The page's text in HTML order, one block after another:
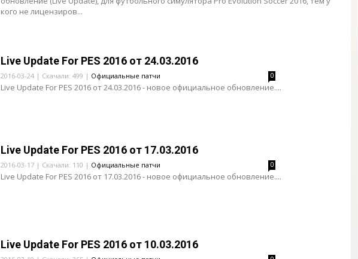
кого не лицензиров...
Live Update For PES 2016 от 24.03.2016
2016-03-24 | Скачали: 499 | Официальные патчи 0
Live Update For PES 2016 от 24.03.2016 - новое официальное обновление....
Live Update For PES 2016 от 17.03.2016
2016-03-17 | Скачали: 110 | Официальные патчи 0
Live Update For PES 2016 от 17.03.2016 - новое официальное обновление....
Live Update For PES 2016 от 10.03.2016